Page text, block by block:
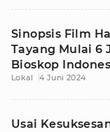
Sinopsis Film
Tayang Mulai 6
Bioskop
Lokal 4 Juni 2024
Usai